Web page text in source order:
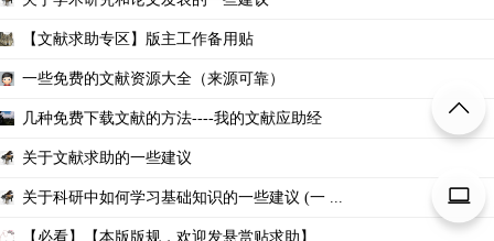
【文献求助专区】版主工作备用贴
一些免费的文献资源大全（来源可靠）
几种免费下载文献的方法----我的文献应助经
关于文献求助的一些建议
关于科研中如何学习基础知识的一些建议 (一 ...
【必看】【本版版规，欢迎发悬赏贴求助】